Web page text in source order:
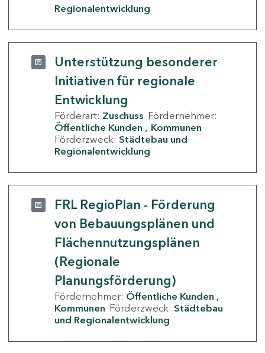
Regionalentwicklung
Unterstützung besonderer
Initiativen für regionale
Entwicklung
Förderart: Zuschuss Fördernehmer:
Öffentliche Kunden
Kommunen
Förderzweck: Städtebau und
Regionalentwicklung
FRL RegioPlan - Förderung
von Bebauungsplänen und
Flächennutzungsplänen
(Regionale
Planungsförderung)
Fördernehmer: Öffentliche Kunden
Kommunen Förderzweck: Städtebau
und Regionalentwicklung